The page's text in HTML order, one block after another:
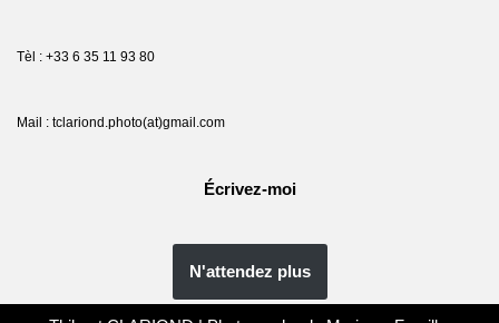
Tèl : +33 6 35 11 93 80
Mail : tclariond.photo(at)gmail.com
Écrivez-moi
N'attendez plus